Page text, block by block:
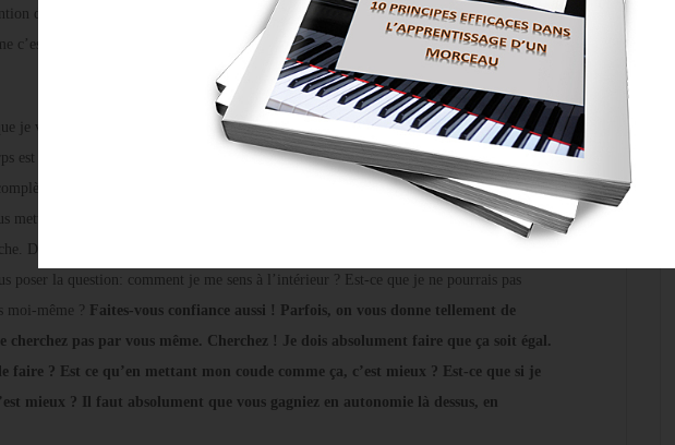
de ne pas oublier la deuxième ligne où c’est l’inverse. C’est la main droite. Après
c’est écrit. Comment je fais pour que ça ne soit pas légèrement décalé? Je m’aide de
je voulais vraiment expliquer ici, c’est comment faire pour que le corps ne gêne pas les
est derrière et ne bouge pas, reste au centre, que votre bras ne se met pas en face, que
raide dans une position d’accords comme ceci, forcément, ça ne va pas aller.
mettre peut-être un peu vers la droite, à vous décaler légèrement par exemple, peut-être
Demandez à votre corps, il est intelligent. Quand vous connaissez vos notes, vous
poser la question: comment je me sens à l’intérieur ? Est-ce que je ne pourrais pas
moi-même ?
Faites-vous confiance aussi ! Parfois, on vous donne tellement de
cherchez pas par vous même. Cherchez ! Je dois absolument faire que ça soit égal.
faire ? Est ce qu’en mettant mon coude comme ça, c’est mieux ? Est-ce que si je
mieux ? Il faut absolument que vous gagniez en autonomie là dessus, en